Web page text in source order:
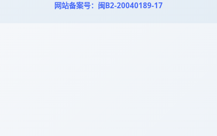
网站备案号：闽B2-20040189-17